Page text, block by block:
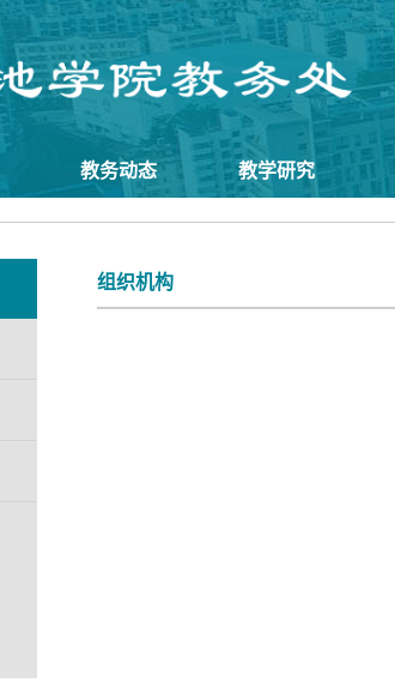
教务动态 教学研究
组织机构